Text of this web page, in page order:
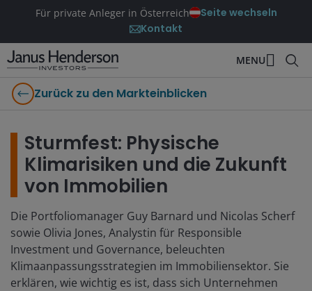
Für private Anleger in Österreich
Seite wechseln
Kontakt
MENU
Zurück zu den Markteinblicken
Sturmfest: Physische
Klimarisiken und die Zukunft
von Immobilien
Die Portfoliomanager Guy Barnard und Nicolas Scherf
sowie Olivia Jones, Analystin für Responsible
Investment und Governance, beleuchten
Klimaanpassungsstrategien im Immobiliensektor. Sie
erklären, wie wichtig es ist, dass sich Unternehmen